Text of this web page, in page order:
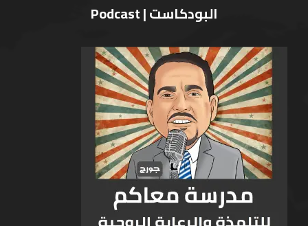
البودكاست | Podcast